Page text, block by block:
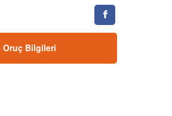
Oruç Bilgileri